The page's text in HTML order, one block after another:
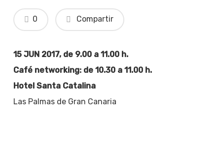
Compartir
0
15 JUN 2017, de 9.00 a 11.00 h.
Café networking: de 10.30 a 11.00 h.
Hotel Santa Catalina
Las Palmas de Gran Canaria